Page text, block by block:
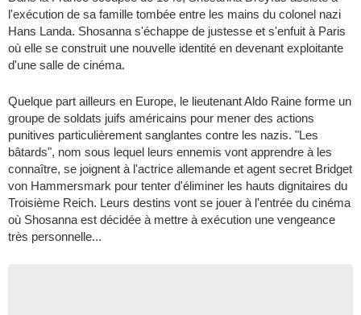
l'exécution de sa famille tombée entre les mains du colonel nazi
Hans Landa. Shosanna s'échappe de justesse et s'enfuit à Paris
où elle se construit une nouvelle identité en devenant exploitante
d'une salle de cinéma.
Quelque part ailleurs en Europe, le lieutenant Aldo Raine forme un
groupe de soldats juifs américains pour mener des actions
punitives particulièrement sanglantes contre les nazis. "Les
bâtards", nom sous lequel leurs ennemis vont apprendre à les
connaître, se joignent à l'actrice allemande et agent secret Bridget
von Hammersmark pour tenter d'éliminer les hauts dignitaires du
Troisième Reich. Leurs destins vont se jouer à l'entrée du cinéma
où Shosanna est décidée à mettre à exécution une vengeance
très personnelle...